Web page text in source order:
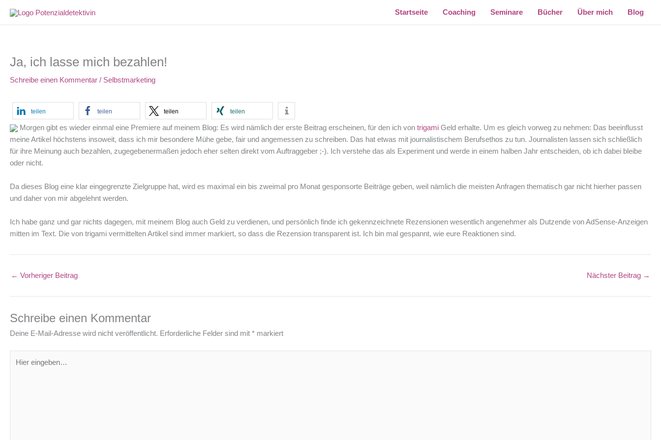
Inhalt
Startseite Coaching Seminare Bücher Über mich Blog
Ja, ich lasse mich bezahlen!
Schreibe einen Kommentar / Selbstmarketing
teilen teilen teilen teilen
Morgen gibt es wieder einmal eine Premiere auf meinem Blog: Es wird nämlich der erste Beitrag erscheinen, für den ich von trigami Geld erhalte. Um es gleich vorweg zu nehmen: Das beeinflusst
meine Artikel höchstens insoweit, dass ich mir besondere Mühe gebe, fair und angemessen zu schreiben. Das hat etwas mit journalistischem Berufsethos zu tun. Journalisten lassen sich schließlich
für ihre Meinung auch bezahlen, zugegebenermaßen jedoch eher selten direkt vom Auftraggeber ;-). Ich verstehe das als Experiment und werde in einem halben Jahr entscheiden, ob ich dabei bleibe
oder nicht.
Da dieses Blog eine klar eingegrenzte Zielgruppe hat, wird es maximal ein bis zweimal pro Monat gesponsorte Beiträge geben, weil nämlich die meisten Anfragen thematisch gar nicht hierher passen
und daher von mir abgelehnt werden.
Ich habe ganz und gar nichts dagegen, mit meinem Blog auch Geld zu verdienen, und persönlich finde ich gekennzeichnete Rezensionen wesentlich angenehmer als Dutzende von AdSense-Anzeigen
mitten im Text. Die von trigami vermittelten Artikel sind immer markiert, so dass die Rezension transparent ist. Ich bin mal gespannt, wie eure Reaktionen sind.
← Vorheriger Beitrag Nächster Beitrag →
Schreibe einen Kommentar
Deine E-Mail-Adresse wird nicht veröffentlicht. Erforderliche Felder sind mit * markiert
eingeben…